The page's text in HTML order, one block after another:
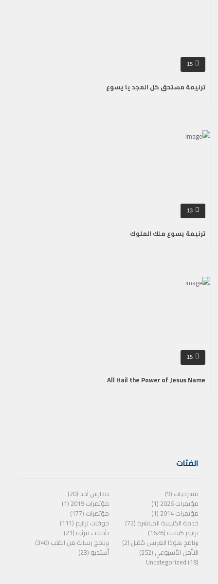
15
ترنيمة مستحق كل المجد يا يسوع
13
ترنيمة يسوع ملك الملوك
15
All Hail the Power of Jesus Name
الفئات
مسرحيات (9)
مدارس أحد (20)
مؤتمرات 2026 (1)
مؤتمرات 2019 (1)
مؤتمرات 2014 (1)
مؤتمرات (177)
خدمة الكنيسة المباشرة (72)
جوقات ترانيم (111)
ترانيم كنيسة (1626)
تأملات مرئية (21)
برنامج هوذا العريس مًقبل (2)
برنامج رسالة من القلب (340)
التأمل الأسبوعي (252)
أستديو (23)
Uncategorized (18)